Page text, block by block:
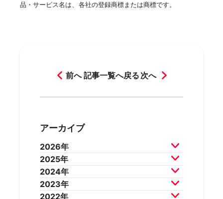
品・サービス名は、各社の登録商標または商標です。
前へ 記事一覧へ戻る 次へ
アーカイブ
2026年
2026年7月 2026年6月
2026年5月 2026年4月
2026年3月 2026年2月
2025年
2025年12月2025年11月
2025年10月2025年9月
2024年
2024年12月2024年11月
2023年
2022年